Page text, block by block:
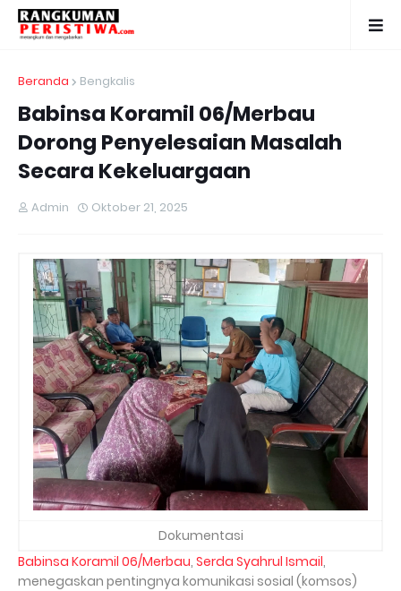
Beranda Bengkalis
Babinsa Koramil 06/Merbau
Dorong Penyelesaian Masalah
Secara Kekeluargaan
Admin Oktober 21, 2025
Dokumentasi
Babinsa Koramil 06/Merbau, Serda Syahrul Ismail,
menegaskan pentingnya komunikasi sosial (komsos)